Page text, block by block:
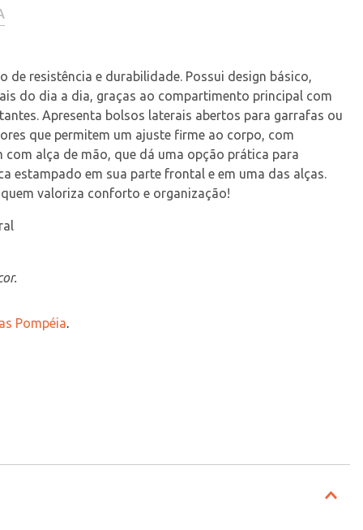
de resistência e durabilidade. Possui design básico,
do dia a dia, graças ao compartimento principal com
Apresenta bolsos laterais abertos para garrafas ou
que permitem um ajuste firme ao corpo, com
alça de mão, que dá uma opção prática para
estampado em sua parte frontal e em uma das alças.
valoriza conforto e organização!
Pompéia.